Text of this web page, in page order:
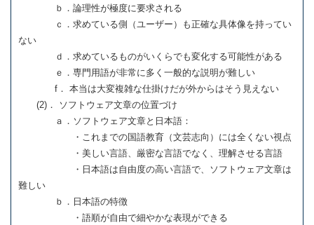
ｂ．論理性が極度に要求される
ｃ．求めている側（ユーザー）も正確な具体像を持ってい
ない
ｄ．求めているものがいくらでも変化する可能性がある
ｅ．専門用語が非常に多く一般的な説明が難しい
f． 本当は大変複雑な仕掛けだが外からはそう見えない
(2)． ソフトウェア文章の位置づけ
ａ．ソフトウェア文章と日本語：
・これまでの国語教育（文芸志向）には全くない視点
・美しい言語、厳密な言語でなく、理解させる言語
・日本語は自由度の高い言語で、ソフトウェア文章は
難しい
ｂ．日本語の特徴
・語順が自由で細やかな表現ができる